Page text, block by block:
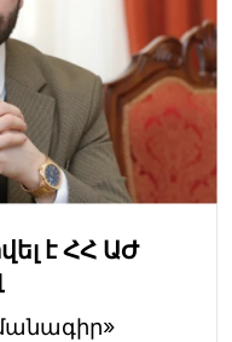
է ՀՀ ԱԺ